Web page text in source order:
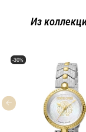
Из
-30%